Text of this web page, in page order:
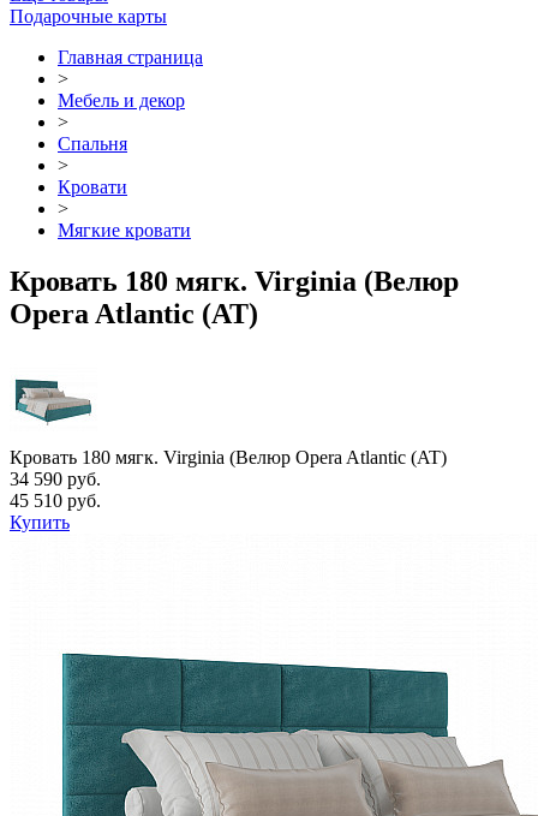
Подарочные карты
Главная страница
>
Мебель и декор
>
Спальня
>
Кровати
>
Мягкие кровати
Кровать 180 мягк. Virginia (Велюр
Opera Atlantic (AT)
Кровать 180 мягк. Virginia (Велюр Opera Atlantic (AT)
34 590 руб.
45 510 руб.
Купить